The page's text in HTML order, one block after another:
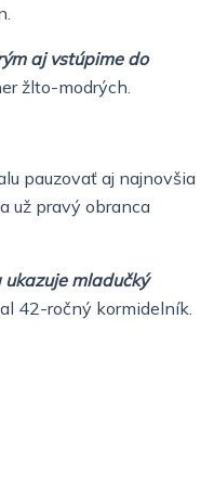
aj vstúpime do
žlto-modrých.
pauzovať aj najnovšia
už pravý obranca
mladučký
42-ročný kormidelník.